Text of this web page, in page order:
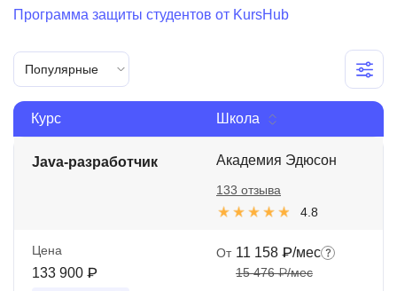
Программа защиты студентов от KursHub
Популярные
Курс Школа
Java-разработчик Академия Эдюсон
4.8
133 отзыва
Цена
133 900 ₽
От 11 158 ₽/мес
15 476 ₽/мес
Менеджмент
Иностранные языки
Soft Skills
ДПО
Детям